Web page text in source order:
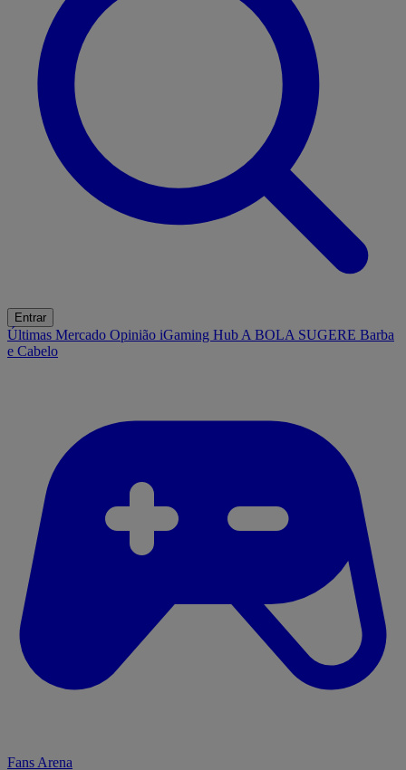
Entrar
Últimas Mercado Opinião iGaming Hub A BOLA SUGERE Barba
e Cabelo
Fans Arena